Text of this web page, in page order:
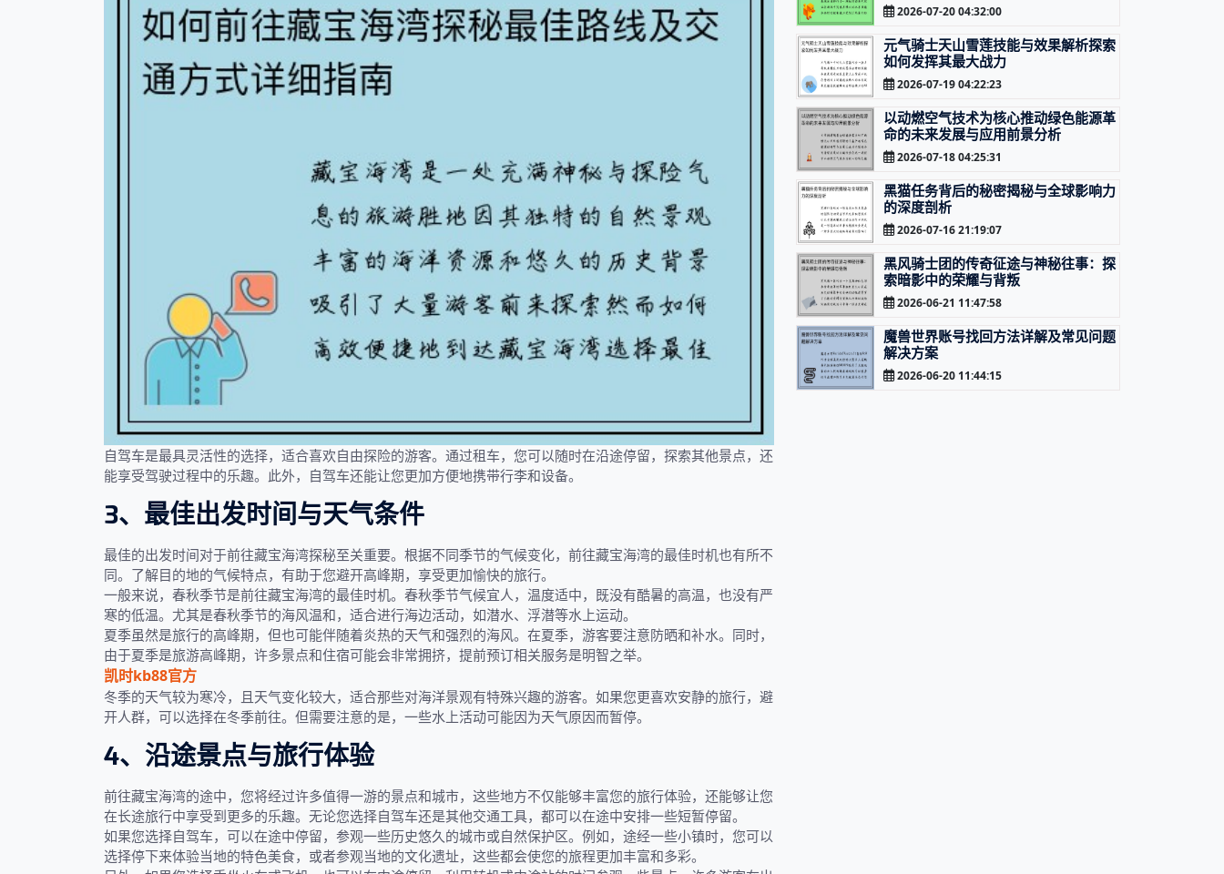
自驾车是最具灵活性的选择，适合喜欢自由探险的游客。通过租车，您可以随时在沿途停留，探索其他景点，还
能享受驾驶过程中的乐趣。此外，自驾车还能让您更加方便地携带行李和设备。
3、最佳出发时间与天气条件
最佳的出发时间对于前往藏宝海湾探秘至关重要。根据不同季节的气候变化，前往藏宝海湾的最佳时机也有所不
同。了解目的地的气候特点，有助于您避开高峰期，享受更加愉快的旅行。
一般来说，春秋季节是前往藏宝海湾的最佳时机。春秋季节气候宜人，温度适中，既没有酷暑的高温，也没有严
寒的低温。尤其是春秋季节的海风温和，适合进行海边活动，如潜水、浮潜等水上运动。
夏季虽然是旅行的高峰期，但也可能伴随着炎热的天气和强烈的海风。在夏季，游客要注意防晒和补水。同时，
由于夏季是旅游高峰期，许多景点和住宿可能会非常拥挤，提前预订相关服务是明智之举。
凯时kb88官方
冬季的天气较为寒冷，且天气变化较大，适合那些对海洋景观有特殊兴趣的游客。如果您更喜欢安静的旅行，避
开人群，可以选择在冬季前往。但需要注意的是，一些水上活动可能因为天气原因而暂停。
4、沿途景点与旅行体验
前往藏宝海湾的途中，您将经过许多值得一游的景点和城市，这些地方不仅能够丰富您的旅行体验，还能够让您
在长途旅行中享受到更多的乐趣。无论您选择自驾车还是其他交通工具，都可以在途中安排一些短暂停留。
如果您选择自驾车，可以在途中停留，参观一些历史悠久的城市或自然保护区。例如，途经一些小镇时，您可以
选择停下来体验当地的特色美食，或者参观当地的文化遗址，这些都会使您的旅程更加丰富和多彩。
2026-07-20 04:32:00
元气骑士天山雪莲技能与效果解析探索
如何发挥其最大战力
2026-07-19 04:22:23
以动燃空气技术为核心推动绿色能源革
命的未来发展与应用前景分析
2026-07-18 04:25:31
黑猫任务背后的秘密揭秘与全球影响力
的深度剖析
2026-07-16 21:19:07
黑风骑士团的传奇征途与神秘往事：探
索暗影中的荣耀与背叛
2026-06-21 11:47:58
魔兽世界账号找回方法详解及常见问题
解决方案
2026-06-20 11:44:15